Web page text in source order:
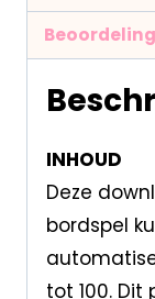
INHOUD
Deze
bordspel
tot 100.